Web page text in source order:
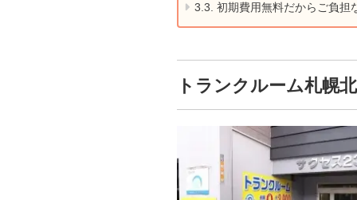
3.3. 初期費用無料だからご負担
トランクルーム札幌